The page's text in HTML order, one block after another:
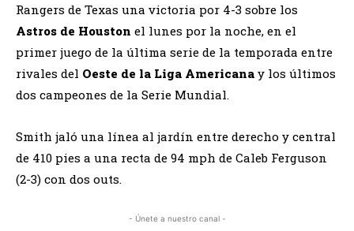
Rangers de Texas una victoria por 4-3 sobre los
Astros de Houston el lunes por la noche, en el
primer juego de la última serie de la temporada entre
rivales del Oeste de la Liga Americana y los últimos
dos campeones de la Serie Mundial.
Smith jaló una línea al jardín entre derecho y central
de 410 pies a una recta de 94 mph de Caleb Ferguson
(2-3) con dos outs.
- Únete a nuestro canal -